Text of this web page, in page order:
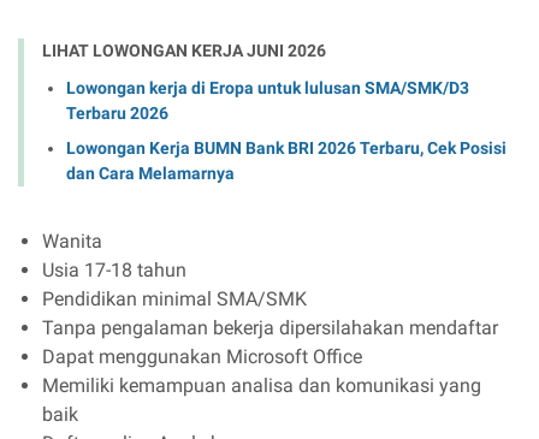
LIHAT LOWONGAN KERJA JUNI 2026
Lowongan kerja di Eropa untuk lulusan SMA/SMK/D3
Terbaru 2026
Lowongan Kerja BUMN Bank BRI 2026 Terbaru, Cek Posisi
dan Cara Melamarnya
Wanita
Usia 17-18 tahun
Pendidikan minimal SMA/SMK
Tanpa pengalaman bekerja dipersilahakan mendaftar
Dapat menggunakan Microsoft Office
Memiliki kemampuan analisa dan komunikasi yang
baik